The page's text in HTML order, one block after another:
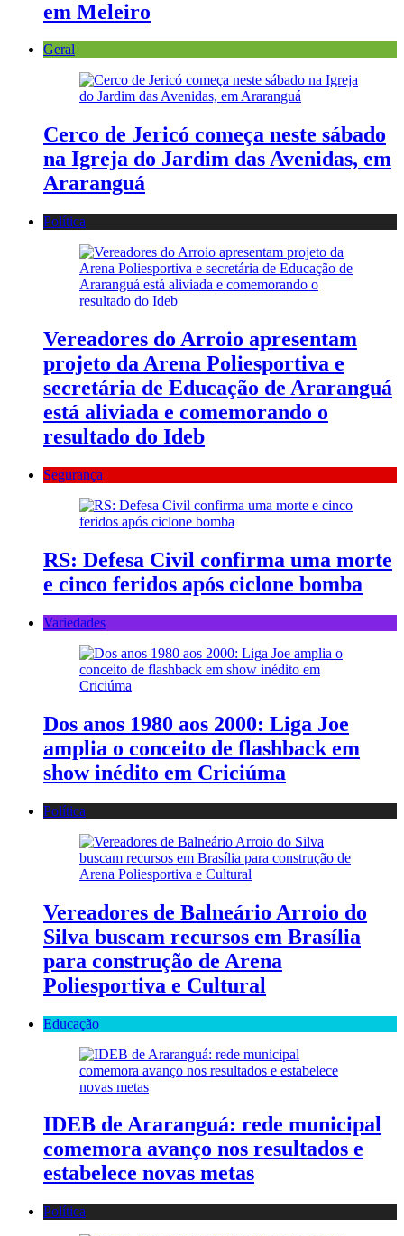
em Meleiro
Geral
Cerco de Jericó começa neste sábado
na Igreja do Jardim das Avenidas, em
Araranguá
Política
Vereadores do Arroio apresentam
projeto da Arena Poliesportiva e
secretária de Educação de Araranguá
está aliviada e comemorando o
resultado do Ideb
Segurança
RS: Defesa Civil confirma uma morte
e cinco feridos após ciclone bomba
Variedades
Dos anos 1980 aos 2000: Liga Joe
amplia o conceito de flashback em
show inédito em Criciúma
Política
Vereadores de Balneário Arroio do
Silva buscam recursos em Brasília
para construção de Arena
Poliesportiva e Cultural
Educação
IDEB de Araranguá: rede municipal
comemora avanço nos resultados e
estabelece novas metas
Política